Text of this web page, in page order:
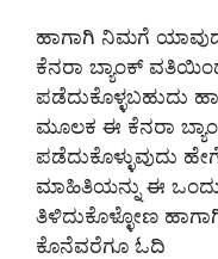
ಹಾಗಾಗಿ ನಿಮಗೆ
ಕೆನರಾ ಬ್ಯಾಂಕ್
ಪಡೆದುಕೊಳ್ಳಬಹುದು
ಮೂಲಕ ಈ ಕೆನರಾ
ಪಡೆದುಕೊಳ್ಳುವುದು
ಮಾಹಿತಿಯನ್ನು ಈ
ತಿಳಿದುಕೊಳ್ಳೋಣ
ಕೊನೆವರೆಗೂ ಓದಿ